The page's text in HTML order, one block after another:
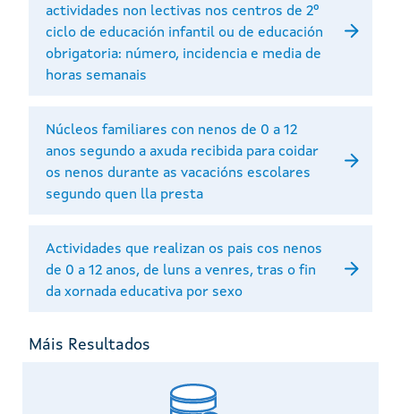
actividades non lectivas nos centros de 2º
ciclo de educación infantil ou de educación
obrigatoria: número, incidencia e media de
horas semanais
Núcleos familiares con nenos de 0 a 12
anos segundo a axuda recibida para coidar
os nenos durante as vacacións escolares
segundo quen lla presta
Actividades que realizan os pais cos nenos
de 0 a 12 anos, de luns a venres, tras o fin
da xornada educativa por sexo
Máis Resultados